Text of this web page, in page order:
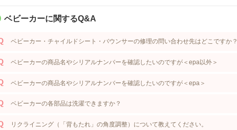
ベビーカーに関するQ&A
ベビーカー・チャイルドシート・バウンサーの修理の問い合わせ先はどこですか？
ベビーカーの商品名やシリアルナンバーを確認したいのですが＜epa以外＞
ベビーカーの商品名やシリアルナンバーを確認したいのですが＜epa＞
ベビーカーの各部品は洗濯できますか？
リクライニング（「背もたれ」の角度調整）について教えてください。